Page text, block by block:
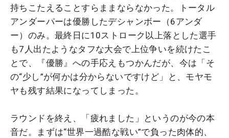
持ちこたえることすらままならなかった。トータル
アンダーパーは優勝したデシャンボー（6アンダ
ー）のみ。最終日に10ストローク以上落とした選手
も7人出たようなタフな大会で上位争いを続けたこ
とで、『優勝』への手応えもつかんだが、今は「そ
の“少し”が何かは分からないですけど」と、モヤモ
ヤも残す結果になってしまった。
ラウンドを終え、「疲れました」というのが今の本
音だ。まずは“世界一過酷な戦い”で負った肉体的、